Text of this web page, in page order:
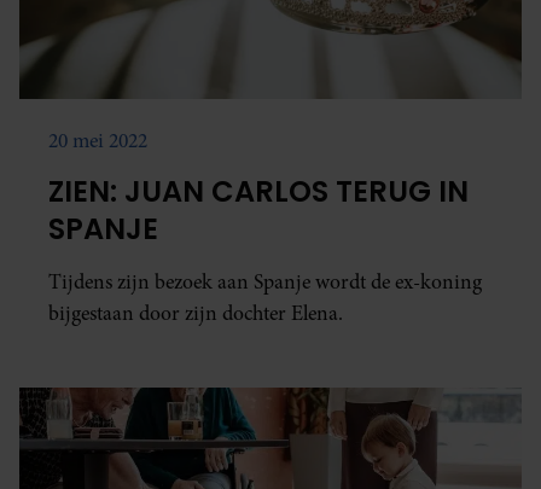
20 mei 2022
ZIEN: JUAN CARLOS TERUG IN
SPANJE
Tijdens zijn bezoek aan Spanje wordt de ex-koning
bijgestaan door zijn dochter Elena.